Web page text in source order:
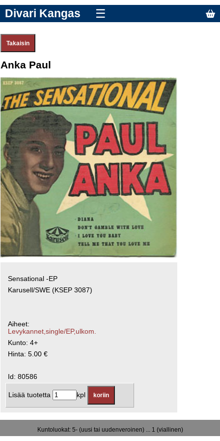
Divari Kangas ☰
Anka Paul
Sensational -EP
Karusell/SWE (KSEP 3087)
Aiheet:
Levykannet,single/EP,ulkom.
Kunto: 4+
Hinta: 5.00 €
Id: 80586
Lisää tuotetta kpl
Kuntoluokat: 5- (uusi tai uudenveroinen) ... 1 (viallinen)